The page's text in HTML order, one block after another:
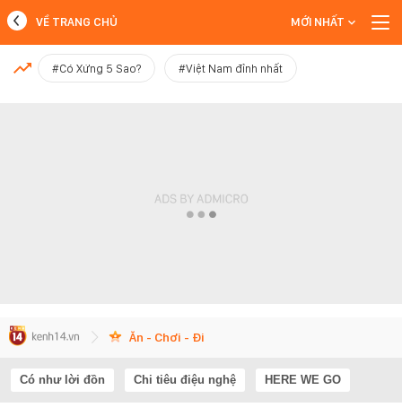
MỚI NHẤT
VỀ TRANG CHỦ MỚI NHẤT
#Có Xứng 5 Sao? #Việt Nam đỉnh nhất
Ăn - Chơi - Đi
Có như lời đồn Chi tiêu điệu nghệ HERE WE GO